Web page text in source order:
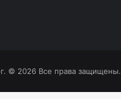
© 2026 Все права защищены.